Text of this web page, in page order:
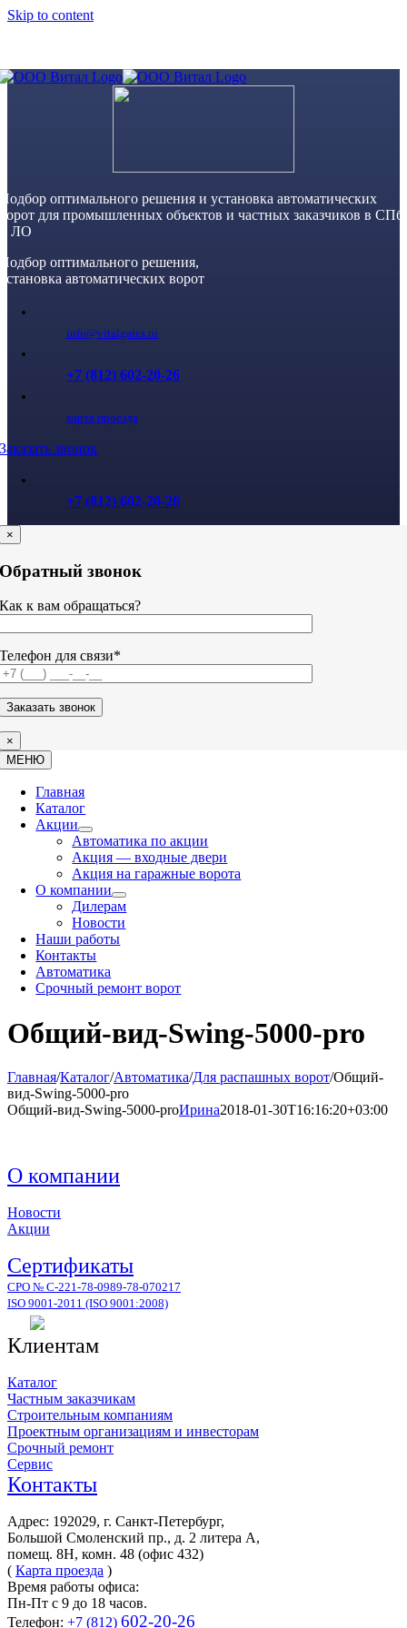
Skip to content
Подбор оптимального решения и установка автоматических
ворот для промышленных объектов и частных заказчиков в СПб
и ЛО
Подбор оптимального решения,
установка автоматических ворот
info@vitalgates.ru
+7 (812) 602-20-26
карта проезда
Заказать звонок
+7 (812) 602-20-26
×
Обратный звонок
Как к вам обращаться?
Телефон для связи*
×
МЕНЮ
Главная
Каталог
Акции
Автоматика по акции
Акция — входные двери
Акция на гаражные ворота
О компании
Дилерам
Новости
Наши работы
Контакты
Автоматика
Срочный ремонт ворот
Общий-вид-Swing-5000-pro
Главная/Каталог/Автоматика/Для распашных ворот/Общий-
вид-Swing-5000-pro
Общий-вид-Swing-5000-proИрина2018-01-30T16:16:20+03:00
О компании
Новости
Акции
Сертификаты
СРО № С-221-78-0989-78-070217
ISO 9001-2011 (ISO 9001:2008)
Клиентам
Каталог
Частным заказчикам
Строительным компаниям
Проектным организациям и инвесторам
Срочный ремонт
Сервис
Контакты
Адрес: 192029, г. Санкт-Петербург,
Большой Смоленский пр., д. 2 литера А,
помещ. 8Н, комн. 48 (офис 432)
( Карта проезда )
Время работы офиса:
Пн-Пт с 9 до 18 часов.
Телефон: +7 (812) 602-20-26